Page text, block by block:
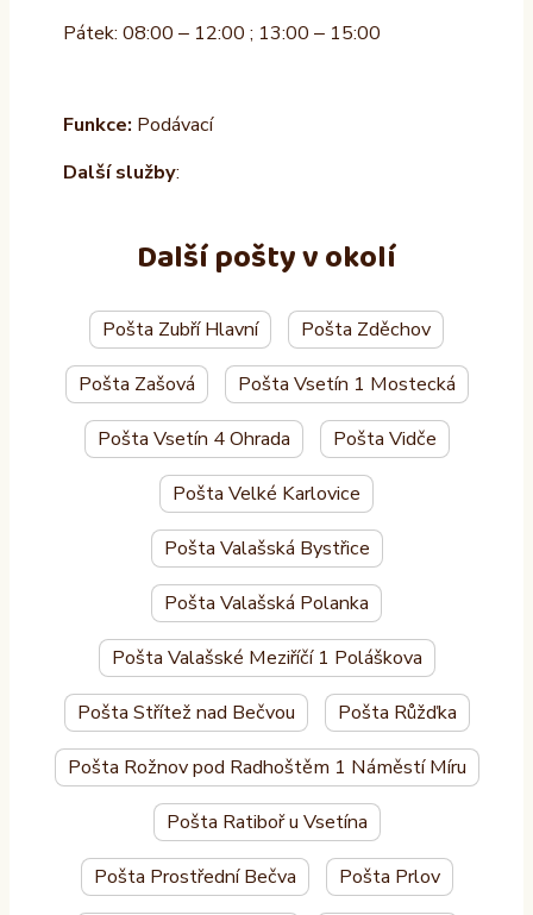
Pátek: 08:00 – 12:00 ; 13:00 – 15:00
Funkce: Podávací
Další služby:
Další pošty v okolí
Pošta Zubří Hlavní Pošta Zděchov
Pošta Zašová Pošta Vsetín 1 Mostecká
Pošta Vsetín 4 Ohrada Pošta Vidče
Pošta Velké Karlovice
Pošta Valašská Bystřice
Pošta Valašská Polanka
Pošta Valašské Meziříčí 1 Poláškova
Pošta Střítež nad Bečvou Pošta Růžďka
Pošta Rožnov pod Radhoštěm 1 Náměstí Míru
Pošta Ratiboř u Vsetína
Pošta Prostřední Bečva Pošta Prlov